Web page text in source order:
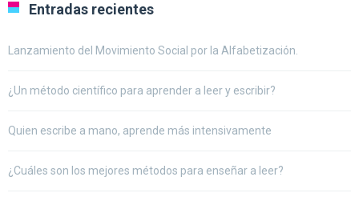
Entradas recientes
Lanzamiento del Movimiento Social por la Alfabetización.
¿Un método científico para aprender a leer y escribir?
Quien escribe a mano, aprende más intensivamente
¿Cuáles son los mejores métodos para enseñar a leer?